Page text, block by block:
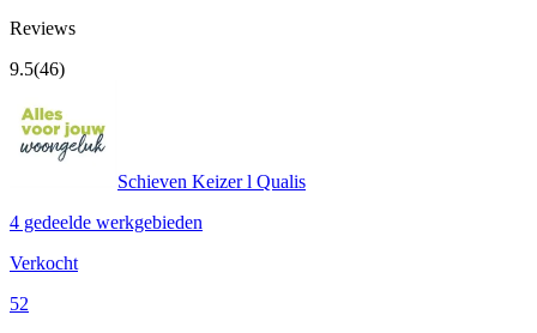
Reviews
9.5(46)
Schieven Keizer l Qualis
4 gedeelde werkgebieden
Verkocht
52